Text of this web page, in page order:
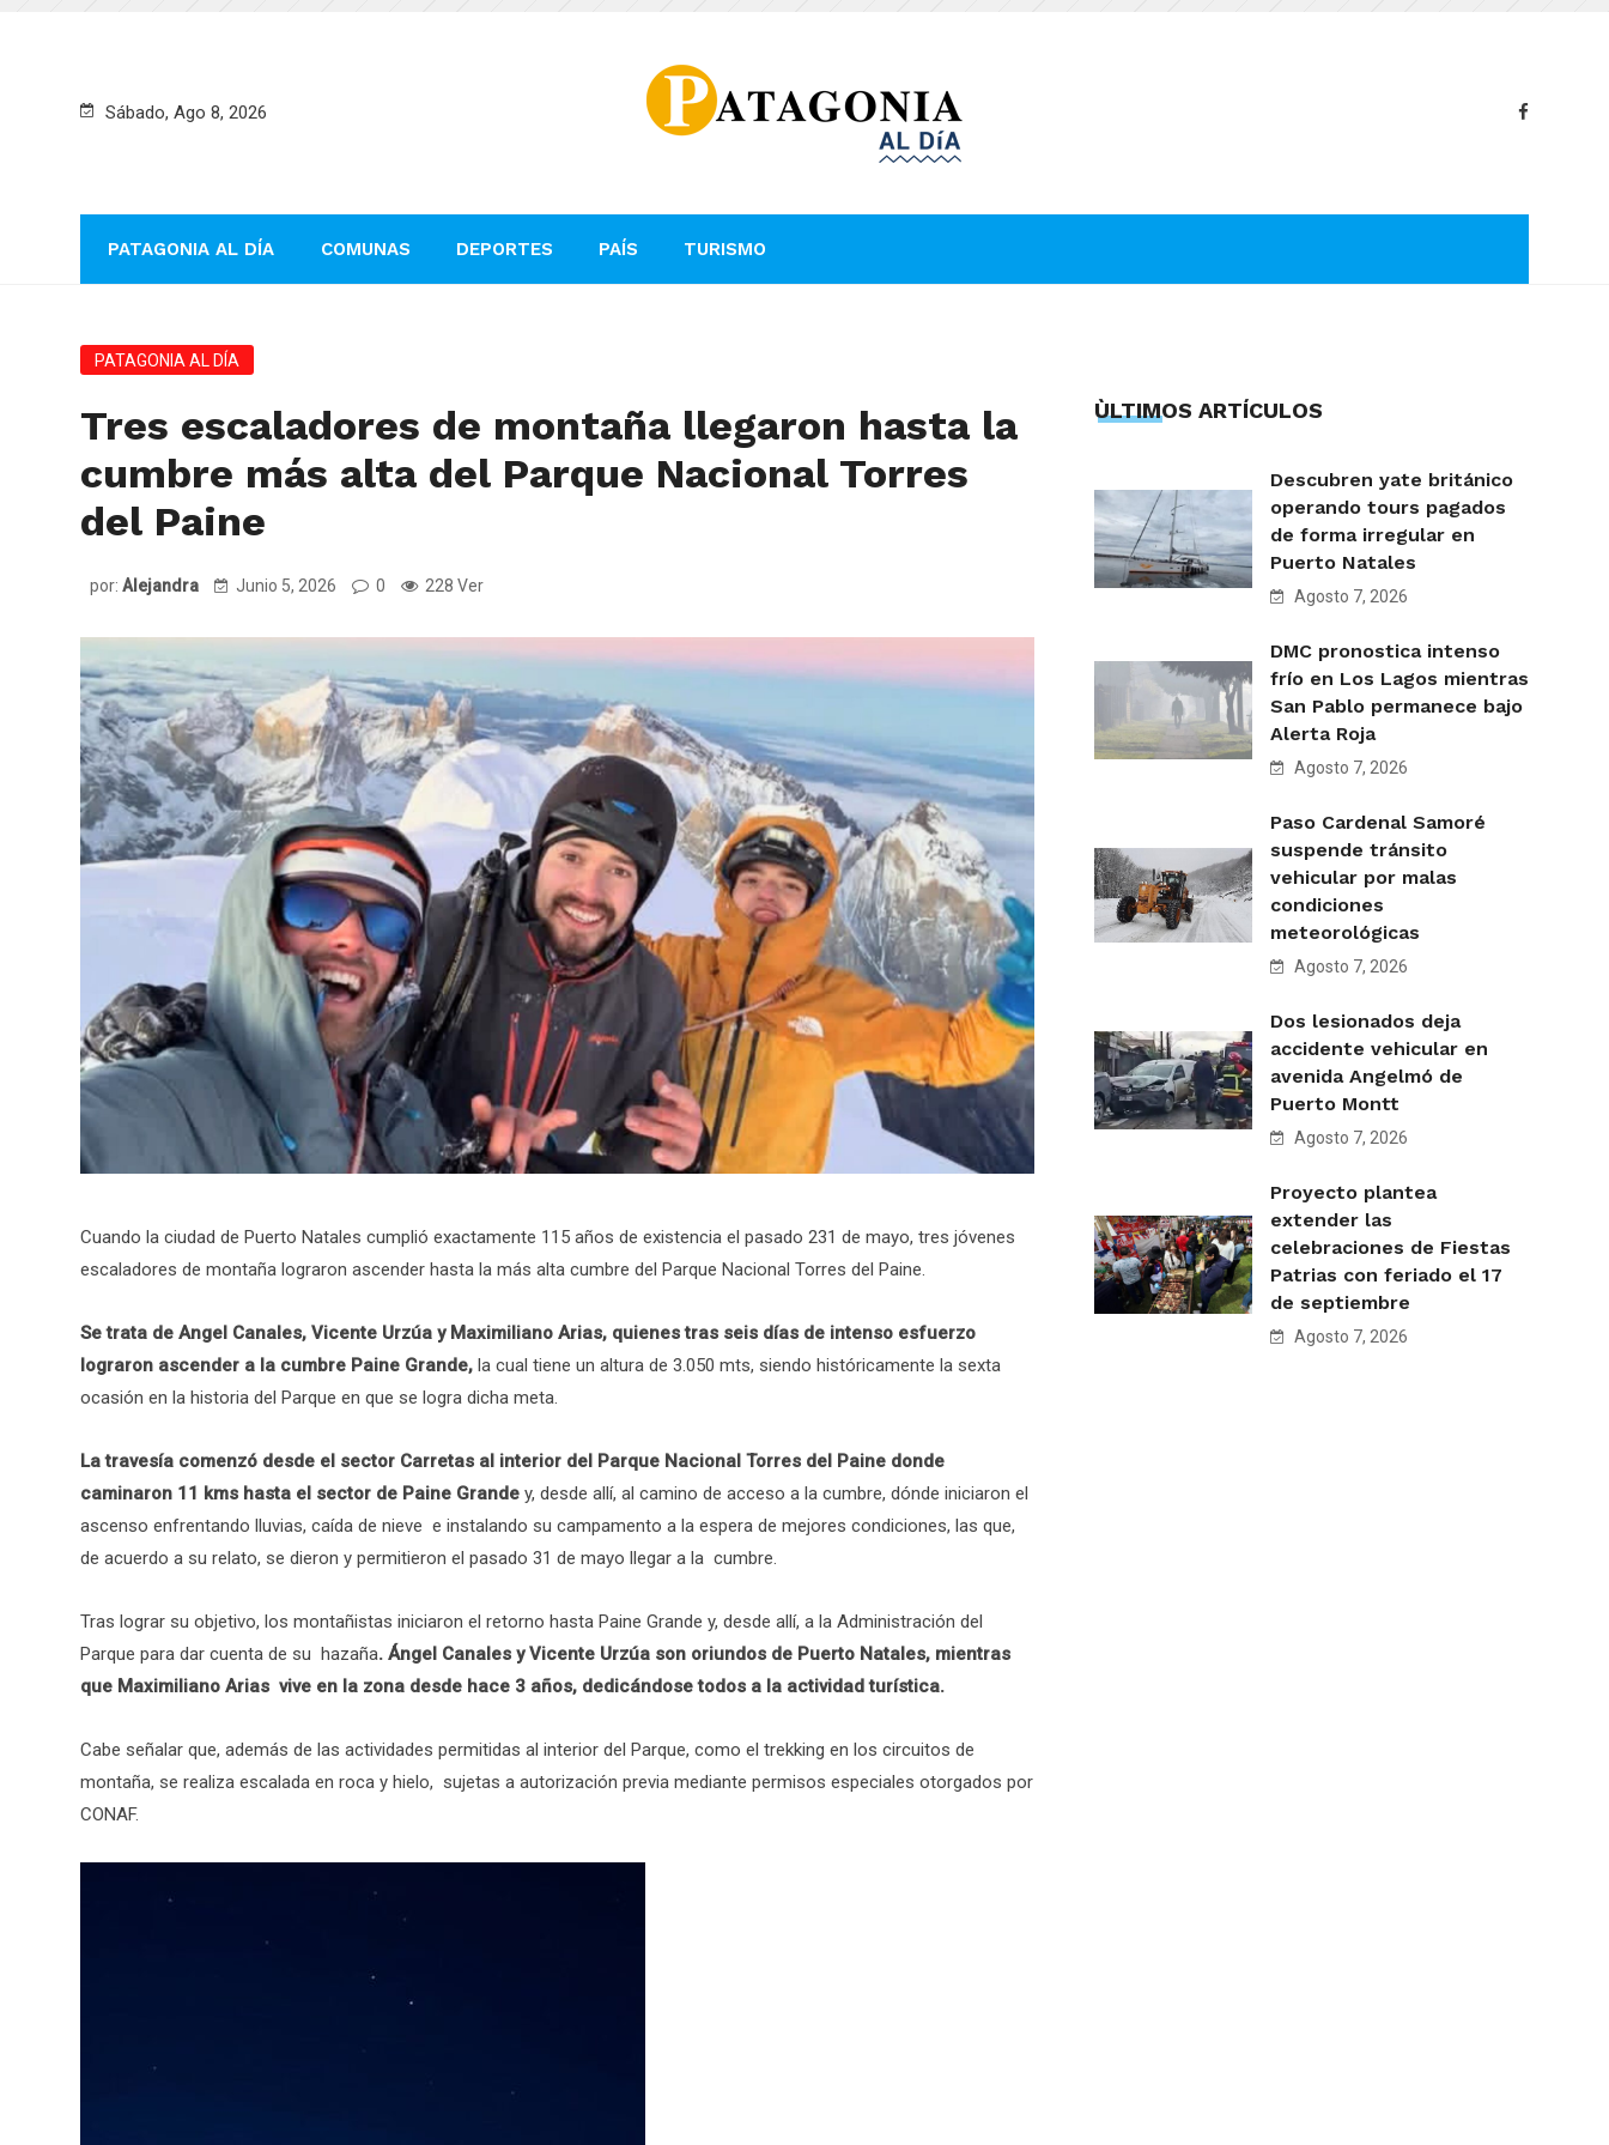
Sábado, Ago 8, 2026
PATAGONIA AL DÍA COMUNAS DEPORTES PAÍS TURISMO
PATAGONIA AL DÍA
Tres escaladores de montaña llegaron hasta la
cumbre más alta del Parque Nacional Torres
del Paine
por: Alejandra Junio 5, 2026 0 228 Ver
Cuando la ciudad de Puerto Natales cumplió exactamente 115 años de existencia el pasado 231 de mayo, tres jóvenes
escaladores de montaña lograron ascender hasta la más alta cumbre del Parque Nacional Torres del Paine.
Se trata de Angel Canales, Vicente Urzúa y Maximiliano Arias, quienes tras seis días de intenso esfuerzo
lograron ascender a la cumbre Paine Grande, la cual tiene un altura de 3.050 mts, siendo históricamente la sexta
ocasión en la historia del Parque en que se logra dicha meta.
La travesía comenzó desde el sector Carretas al interior del Parque Nacional Torres del Paine donde
caminaron 11 kms hasta el sector de Paine Grande y, desde allí, al camino de acceso a la cumbre, dónde iniciaron el
ascenso enfrentando lluvias, caída de nieve e instalando su campamento a la espera de mejores condiciones, las que,
de acuerdo a su relato, se dieron y permitieron el pasado 31 de mayo llegar a la cumbre.
Tras lograr su objetivo, los montañistas iniciaron el retorno hasta Paine Grande y, desde allí, a la Administración del
Parque para dar cuenta de su hazaña. Ángel Canales y Vicente Urzúa son oriundos de Puerto Natales, mientras
que Maximiliano Arias vive en la zona desde hace 3 años, dedicándose todos a la actividad turística.
Cabe señalar que, además de las actividades permitidas al interior del Parque, como el trekking en los circuitos de
montaña, se realiza escalada en roca y hielo, sujetas a autorización previa mediante permisos especiales otorgados por
CONAF.
ÙLTIMOS ARTÍCULOS
Descubren yate británico
operando tours pagados
de forma irregular en
Puerto Natales
Agosto 7, 2026
DMC pronostica intenso
frío en Los Lagos mientras
San Pablo permanece bajo
Alerta Roja
Agosto 7, 2026
Paso Cardenal Samoré
suspende tránsito
vehicular por malas
condiciones
meteorológicas
Agosto 7, 2026
Dos lesionados deja
accidente vehicular en
avenida Angelmó de
Puerto Montt
Agosto 7, 2026
Proyecto plantea
extender las
celebraciones de Fiestas
Patrias con feriado el 17
de septiembre
Agosto 7, 2026